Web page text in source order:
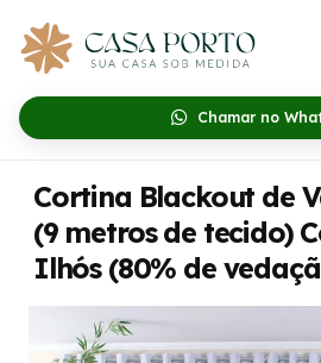
Chamar no
Cortina Blackout de
(9 metros de tecido)
Ilhós (80% de